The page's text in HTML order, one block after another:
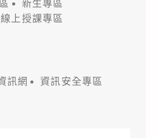
新生專區
線上授課專區
訊網
資訊安全專區